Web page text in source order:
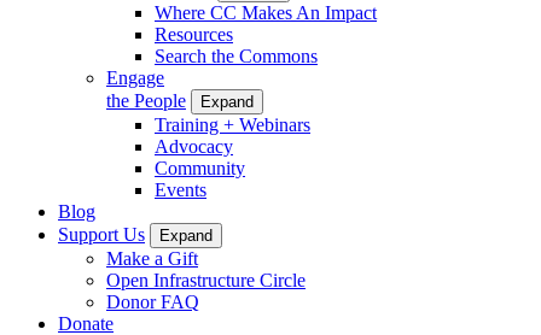
Where CC Makes An Impact
Resources
Search the Commons
Engage
the People
Expand
Training + Webinars
Advocacy
Community
Events
Blog
Support Us
Expand
Make a Gift
Open Infrastructure Circle
Donor FAQ
Donate